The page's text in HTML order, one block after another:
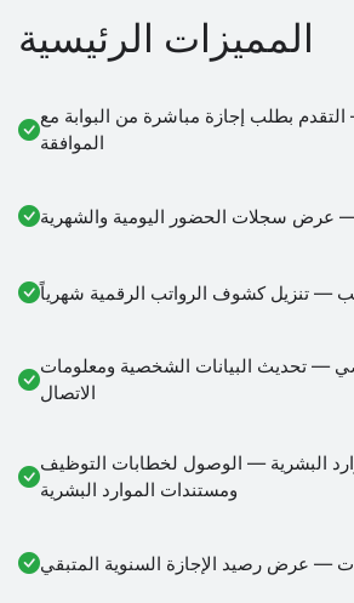
المميزات الرئيسية
بطلب إجازة مباشرة من البوابة مع
الموافقة
سجلات الحضور اليومية والشهرية
— تنزيل كشوف الرواتب الرقمية شهرياً
— تحديث البيانات الشخصية ومعلومات
الاتصال
البشرية — الوصول لخطابات التوظيف
ومستندات الموارد البشرية
— عرض رصيد الإجازة السنوية المتبقي